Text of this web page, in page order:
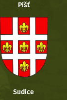
Píšť
Sudice